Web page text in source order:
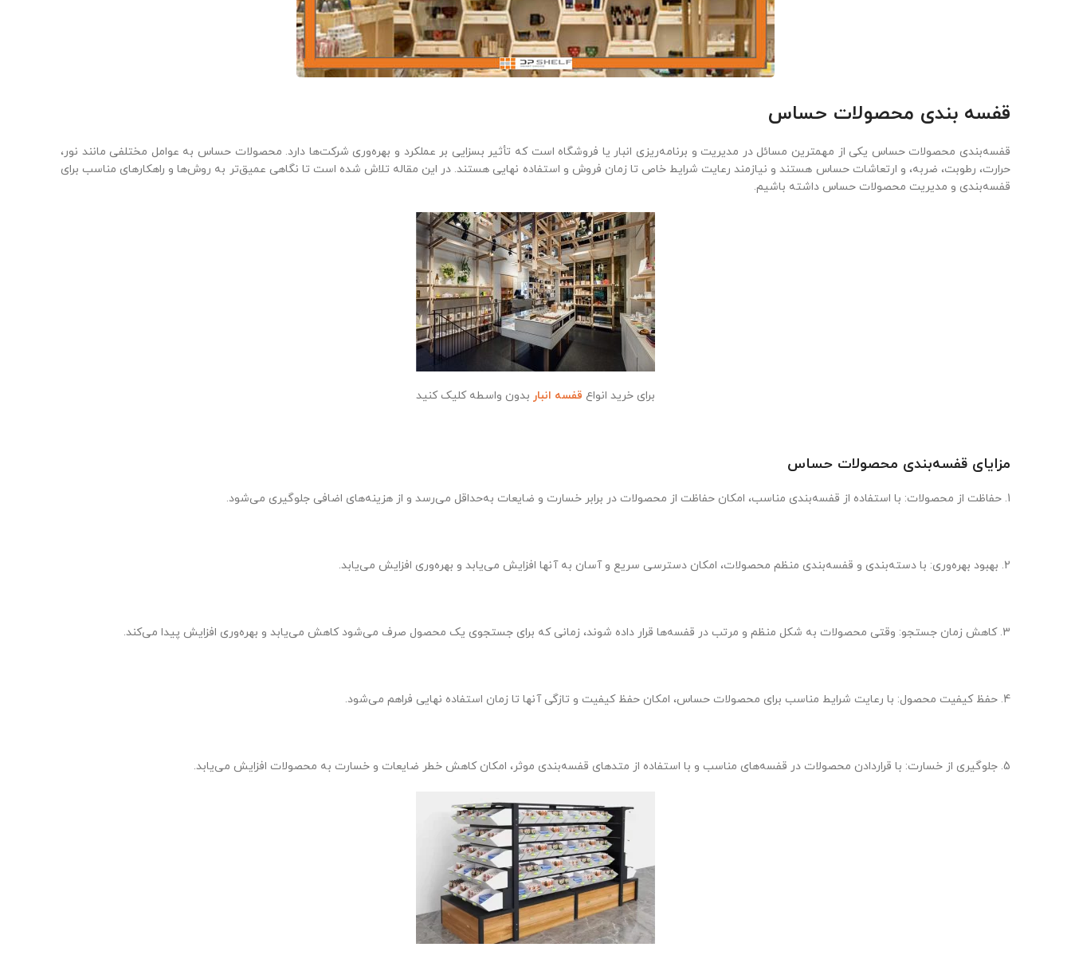
قفسه‌ بندی محصولات حساس
قفسه‌بندی محصولات حساس یکی از مهمترین مسائل در مدیریت و برنامه‌ریزی انبار یا فروشگاه است که تأثیر بسزایی بر عملکرد و بهره‌وری شرکت‌ها دارد. محصولات حساس به عوامل مختلفی مانند نور،
حرارت، رطوبت، ضربه، و ارتعاشات حساس هستند و نیازمند رعایت شرایط خاص تا زمان فروش و استفاده نهایی هستند. در این مقاله تلاش شده است تا نگاهی عمیق‌تر به روش‌ها و راهکارهای مناسب برای
قفسه‌بندی و مدیریت محصولات حساس داشته باشیم.
برای خرید انواع قفسه انبار بدون واسطه کلیک کنید
مزایای قفسه‌بندی محصولات حساس
1. حفاظت از محصولات: با استفاده از قفسه‌بندی مناسب، امکان حفاظت از محصولات در برابر خسارت و ضایعات به‌حداقل می‌رسد و از هزینه‌های اضافی جلوگیری می‌شود.
2. بهبود بهره‌وری: با دسته‌بندی و قفسه‌بندی منظم محصولات، امکان دسترسی سریع و آسان به آنها افزایش می‌یابد و بهره‌وری افزایش می‌یابد.
3. کاهش زمان جستجو: وقتی محصولات به شکل منظم و مرتب در قفسه‌ها قرار داده شوند، زمانی که برای جستجوی یک محصول صرف می‌شود کاهش می‌یابد و بهره‌وری افزایش پیدا می‌کند.
4. حفظ کیفیت محصول: با رعایت شرایط مناسب برای محصولات حساس، امکان حفظ کیفیت و تازگی آنها تا زمان استفاده نهایی فراهم می‌شود.
5. جلوگیری از خسارت: با قراردادن محصولات در قفسه‌های مناسب و با استفاده از متدهای قفسه‌بندی موثر، امکان کاهش خطر ضایعات و خسارت به محصولات افزایش می‌یابد.